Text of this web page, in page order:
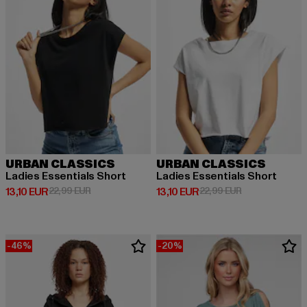
URBAN CLASSICS
Ladies Essentials Short
13,10 EUR
Derzeitiger Preis: 13,10 EUR
22,99 EURAktionspreis: 22,99 EUR
URBAN CLASSICS
Ladies Essentials Short
13,10 EUR
Derzeitiger Preis: 13,10 EUR
22,99 EURAktionspreis:
-46% -20%